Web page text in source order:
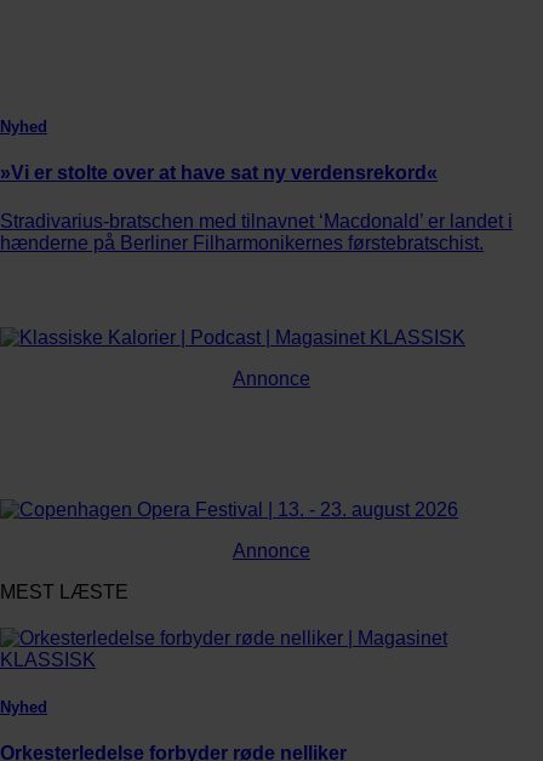
Nyhed
»Vi er stolte over at have sat ny verdensrekord«
Stradivarius-bratschen med tilnavnet ‘Macdonald’ er landet i
hænderne på Berliner Filharmonikernes førstebratschist.
Annonce
Annonce
MEST LÆSTE
Nyhed
Orkesterledelse forbyder røde nelliker